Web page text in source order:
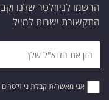
הרשמו לניוזלטר שלנו
התקשורת ישרות למייל
אני מאשר/ת קבלת ניוזלטרים